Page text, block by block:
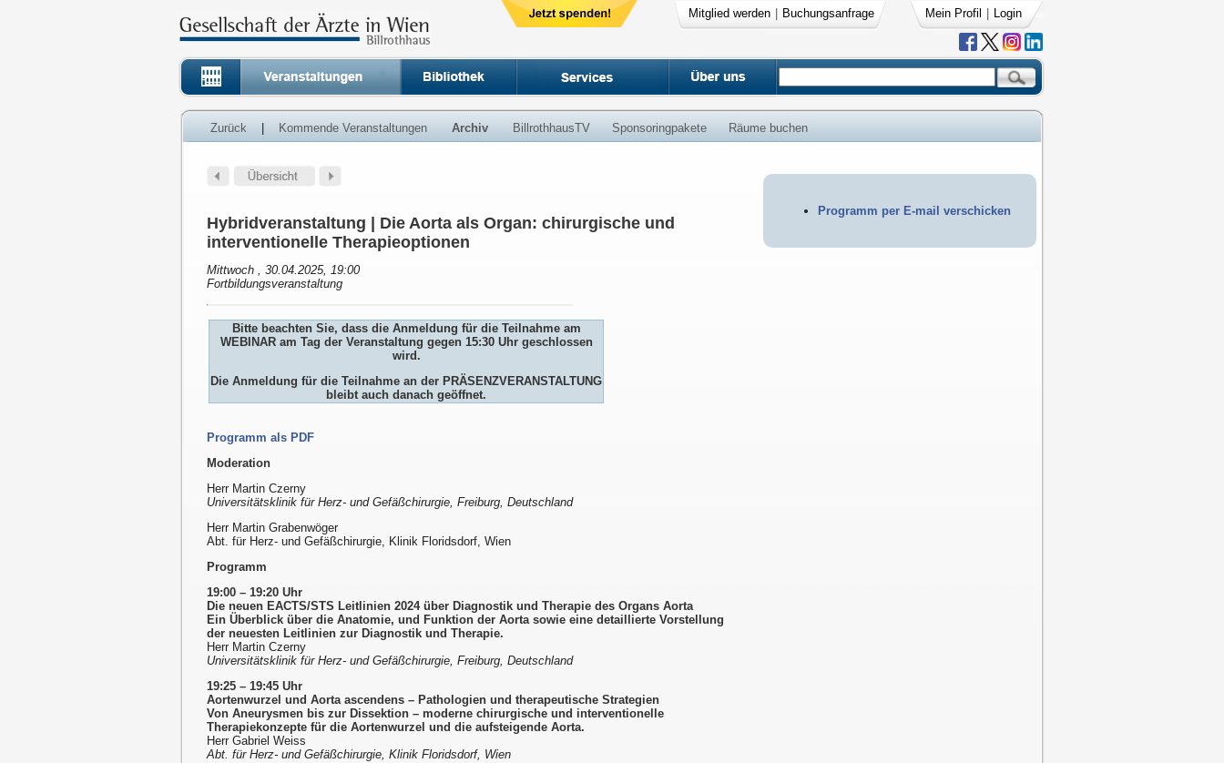
Mitglied werden Buchungsanfrage Mein Profil Login
Zurück Kommende Veranstaltungen Archiv BillrothhausTV Sponsoringpakete Räume buchen
Programm per E-mail verschicken
Hybridveranstaltung | Die Aorta als Organ: chirurgische und
interventionelle Therapieoptionen
Mittwoch , 30.04.2025, 19:00
Fortbildungsveranstaltung
Bitte beachten Sie, dass die Anmeldung für die Teilnahme am
WEBINAR am Tag der Veranstaltung gegen 15:30 Uhr geschlossen
wird.
Die Anmeldung für die Teilnahme an der PRÄSENZVERANSTALTUNG
bleibt auch danach geöffnet.
Programm als PDF
Moderation
Herr Martin Czerny
Universitätsklinik für Herz- und Gefäßchirurgie, Freiburg, Deutschland
Herr Martin Grabenwöger
Abt. für Herz- und Gefäßchirurgie, Klinik Floridsdorf, Wien
Programm
19:00 – 19:20 Uhr
Die neuen EACTS/STS Leitlinien 2024 über Diagnostik und Therapie des Organs Aorta
Ein Überblick über die Anatomie, und Funktion der Aorta sowie eine detaillierte Vorstellung
der neuesten Leitlinien zur Diagnostik und Therapie.
Herr Martin Czerny
Universitätsklinik für Herz- und Gefäßchirurgie, Freiburg, Deutschland
19:25 – 19:45 Uhr
Aortenwurzel und Aorta ascendens – Pathologien und therapeutische Strategien
Von Aneurysmen bis zur Dissektion – moderne chirurgische und interventionelle
Therapiekonzepte für die Aortenwurzel und die aufsteigende Aorta.
Herr Gabriel Weiss
Abt. für Herz- und Gefäßchirurgie, Klinik Floridsdorf, Wien